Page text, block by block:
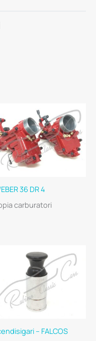
36 DR 4
carburatori
– FALCOS